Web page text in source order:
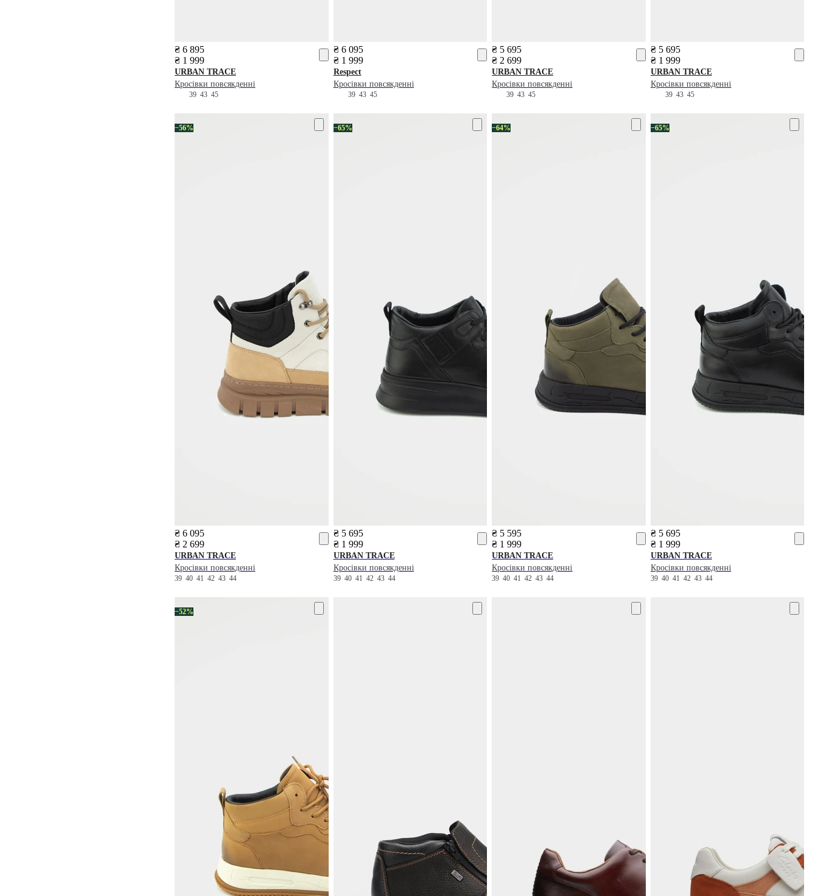
₴ 6 895
₴ 1 999
URBAN TRACE
Кросівки повсякденні
39 43 45
₴ 6 095
₴ 1 999
Respect
Кросівки повсякденні
39 43 45
₴ 5 695
₴ 2 699
URBAN TRACE
Кросівки повсякденні
394345
₴ 5 695
₴ 1 999
URBAN TRACE
Кросівки повсякденні
39 43 45
−56%
₴ 6 095
₴ 2 699
URBAN TRACE
Кросівки повсякденні
39 40 41 42 43 44
−65%
₴ 5 695
₴ 1 999
URBAN TRACE
Кросівки повсякденні
39 40 41 42 43 44
−64%
₴ 5 595
₴ 1 999
URBAN TRACE
Кросівки повсякденні
394041424344
−65%
₴ 5 695
₴ 1 999
URBAN TRACE
Кросівки повсякденні
39 40 41 42 43 44
−52%